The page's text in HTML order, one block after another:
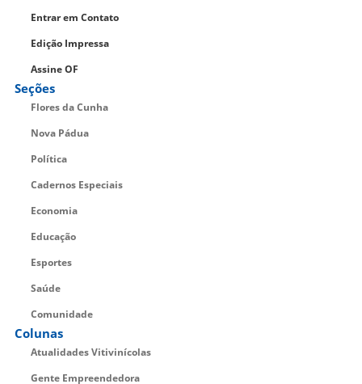
Entrar em Contato
Edição Impressa
Assine OF
Seções
Flores da Cunha
Nova Pádua
Política
Cadernos Especiais
Economia
Educação
Esportes
Saúde
Comunidade
Colunas
Atualidades Vitivinícolas
Gente Empreendedora